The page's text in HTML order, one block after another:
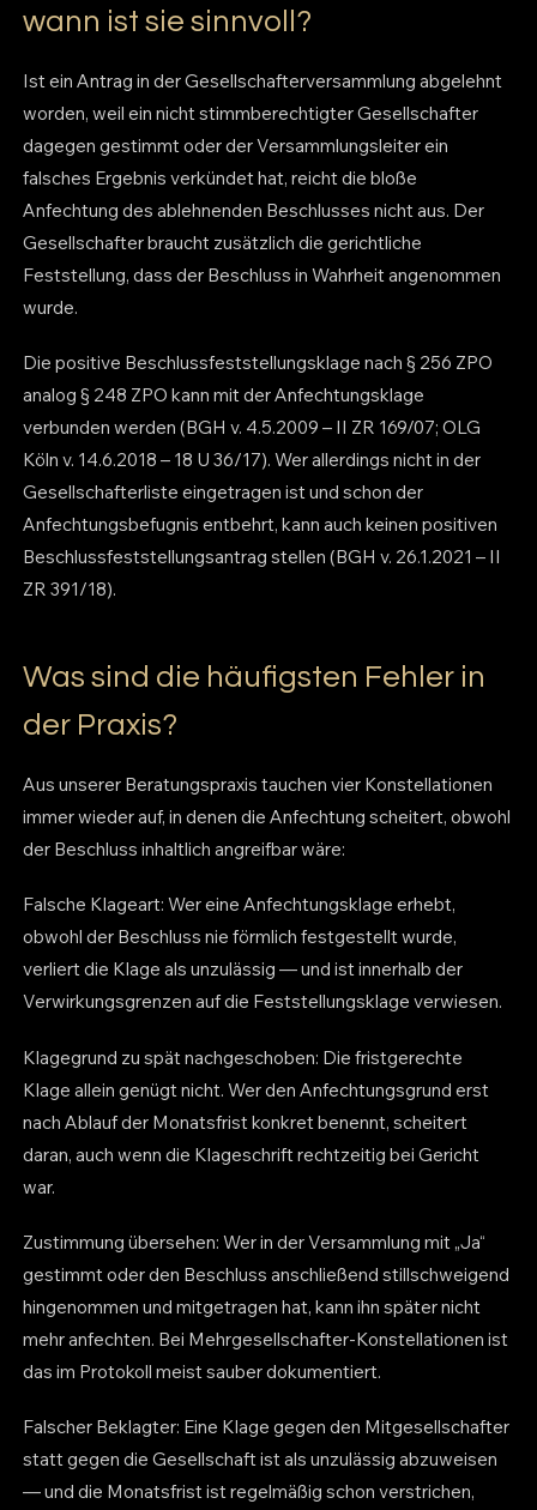
wann ist sie sinnvoll?
Ist ein Antrag in der Gesellschafterversammlung abgelehnt
worden, weil ein nicht stimmberechtigter Gesellschafter
dagegen gestimmt oder der Versammlungsleiter ein
falsches Ergebnis verkündet hat, reicht die bloße
Anfechtung des ablehnenden Beschlusses nicht aus. Der
Gesellschafter braucht zusätzlich die gerichtliche
Feststellung, dass der Beschluss in Wahrheit angenommen
wurde.
Die positive Beschlussfeststellungsklage nach § 256 ZPO
analog § 248 ZPO kann mit der Anfechtungsklage
verbunden werden (BGH v. 4.5.2009 – II ZR 169/07; OLG
Köln v. 14.6.2018 – 18 U 36/17). Wer allerdings nicht in der
Gesellschafterliste eingetragen ist und schon der
Anfechtungsbefugnis entbehrt, kann auch keinen positiven
Beschlussfeststellungsantrag stellen (BGH v. 26.1.2021 – II
ZR 391/18).
Was sind die häufigsten Fehler in
der Praxis?
Aus unserer Beratungspraxis tauchen vier Konstellationen
immer wieder auf, in denen die Anfechtung scheitert, obwohl
der Beschluss inhaltlich angreifbar wäre:
Falsche Klageart: Wer eine Anfechtungsklage erhebt,
obwohl der Beschluss nie förmlich festgestellt wurde,
verliert die Klage als unzulässig — und ist innerhalb der
Verwirkungsgrenzen auf die Feststellungsklage verwiesen.
Klagegrund zu spät nachgeschoben: Die fristgerechte
Klage allein genügt nicht. Wer den Anfechtungsgrund erst
nach Ablauf der Monatsfrist konkret benennt, scheitert
daran, auch wenn die Klageschrift rechtzeitig bei Gericht
war.
Zustimmung übersehen: Wer in der Versammlung mit „Ja“
gestimmt oder den Beschluss anschließend stillschweigend
hingenommen und mitgetragen hat, kann ihn später nicht
mehr anfechten. Bei Mehrgesellschafter-Konstellationen ist
das im Protokoll meist sauber dokumentiert.
Falscher Beklagter: Eine Klage gegen den Mitgesellschafter
statt gegen die Gesellschaft ist als unzulässig abzuweisen
— und die Monatsfrist ist regelmäßig schon verstrichen,